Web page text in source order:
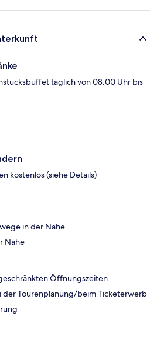
täglich von 08:00 Uhr bis
kostenlos (siehe Details)
in der Nähe
Nähe
Öffnungszeiten
der Tourenplanung/beim Ticketerwerb